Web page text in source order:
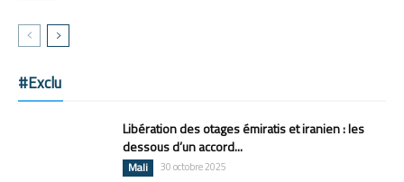
#Exclu
Libération des otages émiratis et iranien : les
dessous d’un accord...
Mali 30 octobre 2025